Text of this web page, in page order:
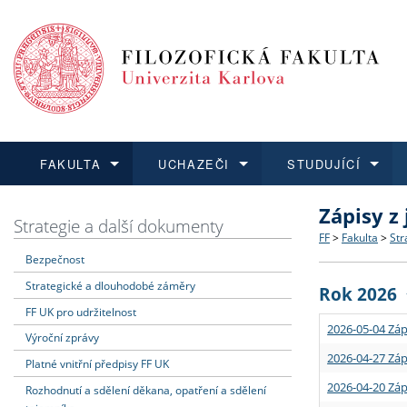
FAKULTA
Dozvědět se více
Struktura
Strategie
Podpora
UCHAZEČI
Podat přihlášku
Co
Učitelské
STUDUJÍCÍ
Dozvědět se více
Rigorózní
Dozvědět se více
O vědě a
Granty a
Dozvědět se více
Aktuální
Strategie a další dokumenty
Bezpečnost
Strategické a dlouhodobé záměry
FF UK pro udržitelnost
Výroční zprávy
Platné vnitřní předpisy FF UK
Rozhodnutí a sdělení děkana, opatření a sdělení
Zápisy
FF > Fakulta >
Rok 2026
2026-05-04
2026-04-27
2026-04-20